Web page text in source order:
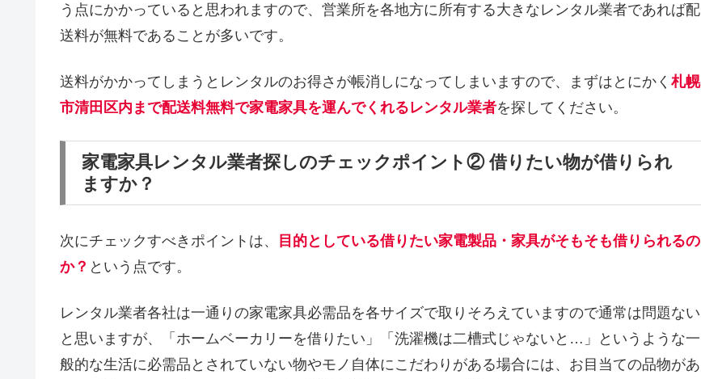
う点にかかっていると思われますので、営業所を各地方に所有する大きなレンタル業者であれば配
送料が無料であることが多いです。
送料がかかってしまうとレンタルのお得さが帳消しになってしまいますので、まずはとにかく 札幌
市清田区内まで配送料無料で家電家具を運んでくれるレンタル業者を探してください。
家電家具レンタル業者探しのチェックポイント② 借りたい物が借りられ
ますか？
次にチェックすべきポイントは、
目的としている借りたい家電製品・家具がそもそも借りられるの
か？ という点です。
レンタル業者各社は一通りの家電家具必需品を各サイズで取りそろえていますので通常は問題ない
と思いますが、「ホームベーカリーを借りたい」「洗濯機は二槽式じゃないと…」というような一
般的な生活に必需品とされていない物やモノ自体にこだわりがある場合には、お目当ての品物があ